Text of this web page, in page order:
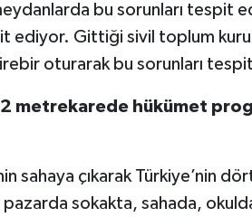
bu sorunları tespit
ediyor. Gittiği sivil toplum
oturarak bu sorunları
metrekarede hükümet
sahaya çıkarak Türkiye’nin
pazarda sokakta, sahada,